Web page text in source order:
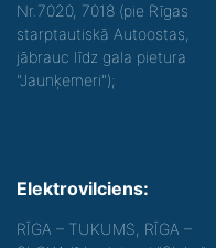
Nr.7020, 7018 (pie Rīgas
starptautiskā Autoostas,
jābrauc līdz gala pietura
"Jaunķemeri");
Elektrovilciens:
RĪGA – TUKUMS, RĪGA –